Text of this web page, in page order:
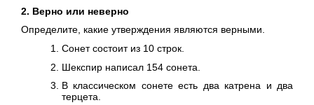
2. Верно или неверно
Определите, какие утверждения являются верными.
Сонет состоит из 10 строк.
Шекспир написал 154 сонета.
В классическом сонете есть два катрена и два
терцета.